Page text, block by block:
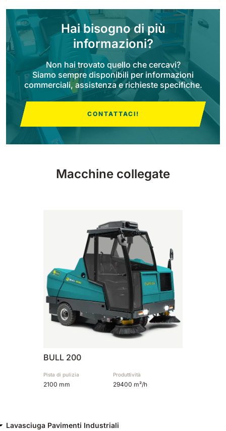
650 mm 3900 m²/h
760 mm 4560 m²/h
E83
E85
1100 mm 8800 m²/h
E110-R
1100 mm 8800 m²/h
Hai bisogno di più
informazioni?
Non hai trovato quello che cercavi?
Siamo sempre disponibili per informazioni
commerciali, assistenza e richieste specifiche.
CONTATTACI!
Macchine collegate
BULL 200
Pista di pulizia
2100 mm
Produttività
29400 m²/h
Lavasciuga Pavimenti Industriali